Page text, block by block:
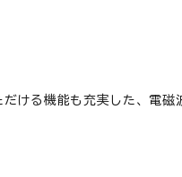
ける機能も充実した、電磁